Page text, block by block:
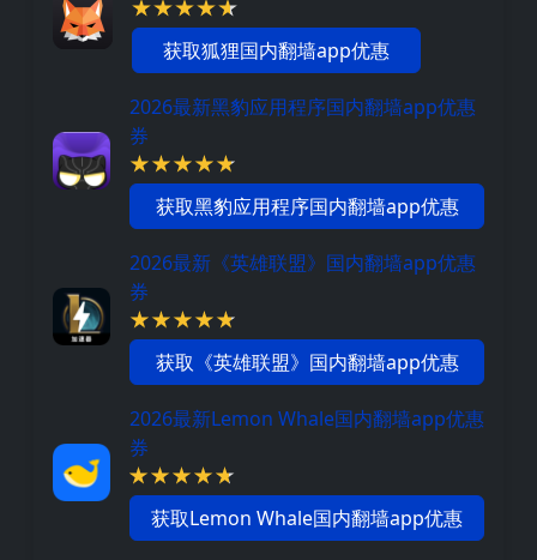
获取狐狸国内翻墙app优惠
2026最新黑豹应用程序国内翻墙app优惠
券
获取黑豹应用程序国内翻墙app优惠
2026最新《英雄联盟》国内翻墙app优惠
券
获取《英雄联盟》国内翻墙app优惠
2026最新Lemon Whale国内翻墙app优惠
券
获取Lemon Whale国内翻墙app优惠